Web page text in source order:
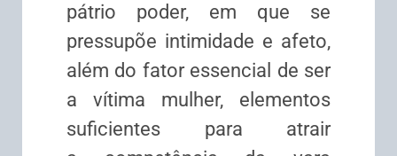
pátrio poder, em que se
pressupõe intimidade e afeto,
além do fator essencial de ser
a vítima mulher, elementos
suficientes para atrair